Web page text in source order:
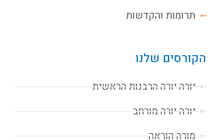
תרומות והקדשות
הקורסים שלנו
יורה יורה הרבנות הראשית
יורה יורה מורחב
מורה הוראה